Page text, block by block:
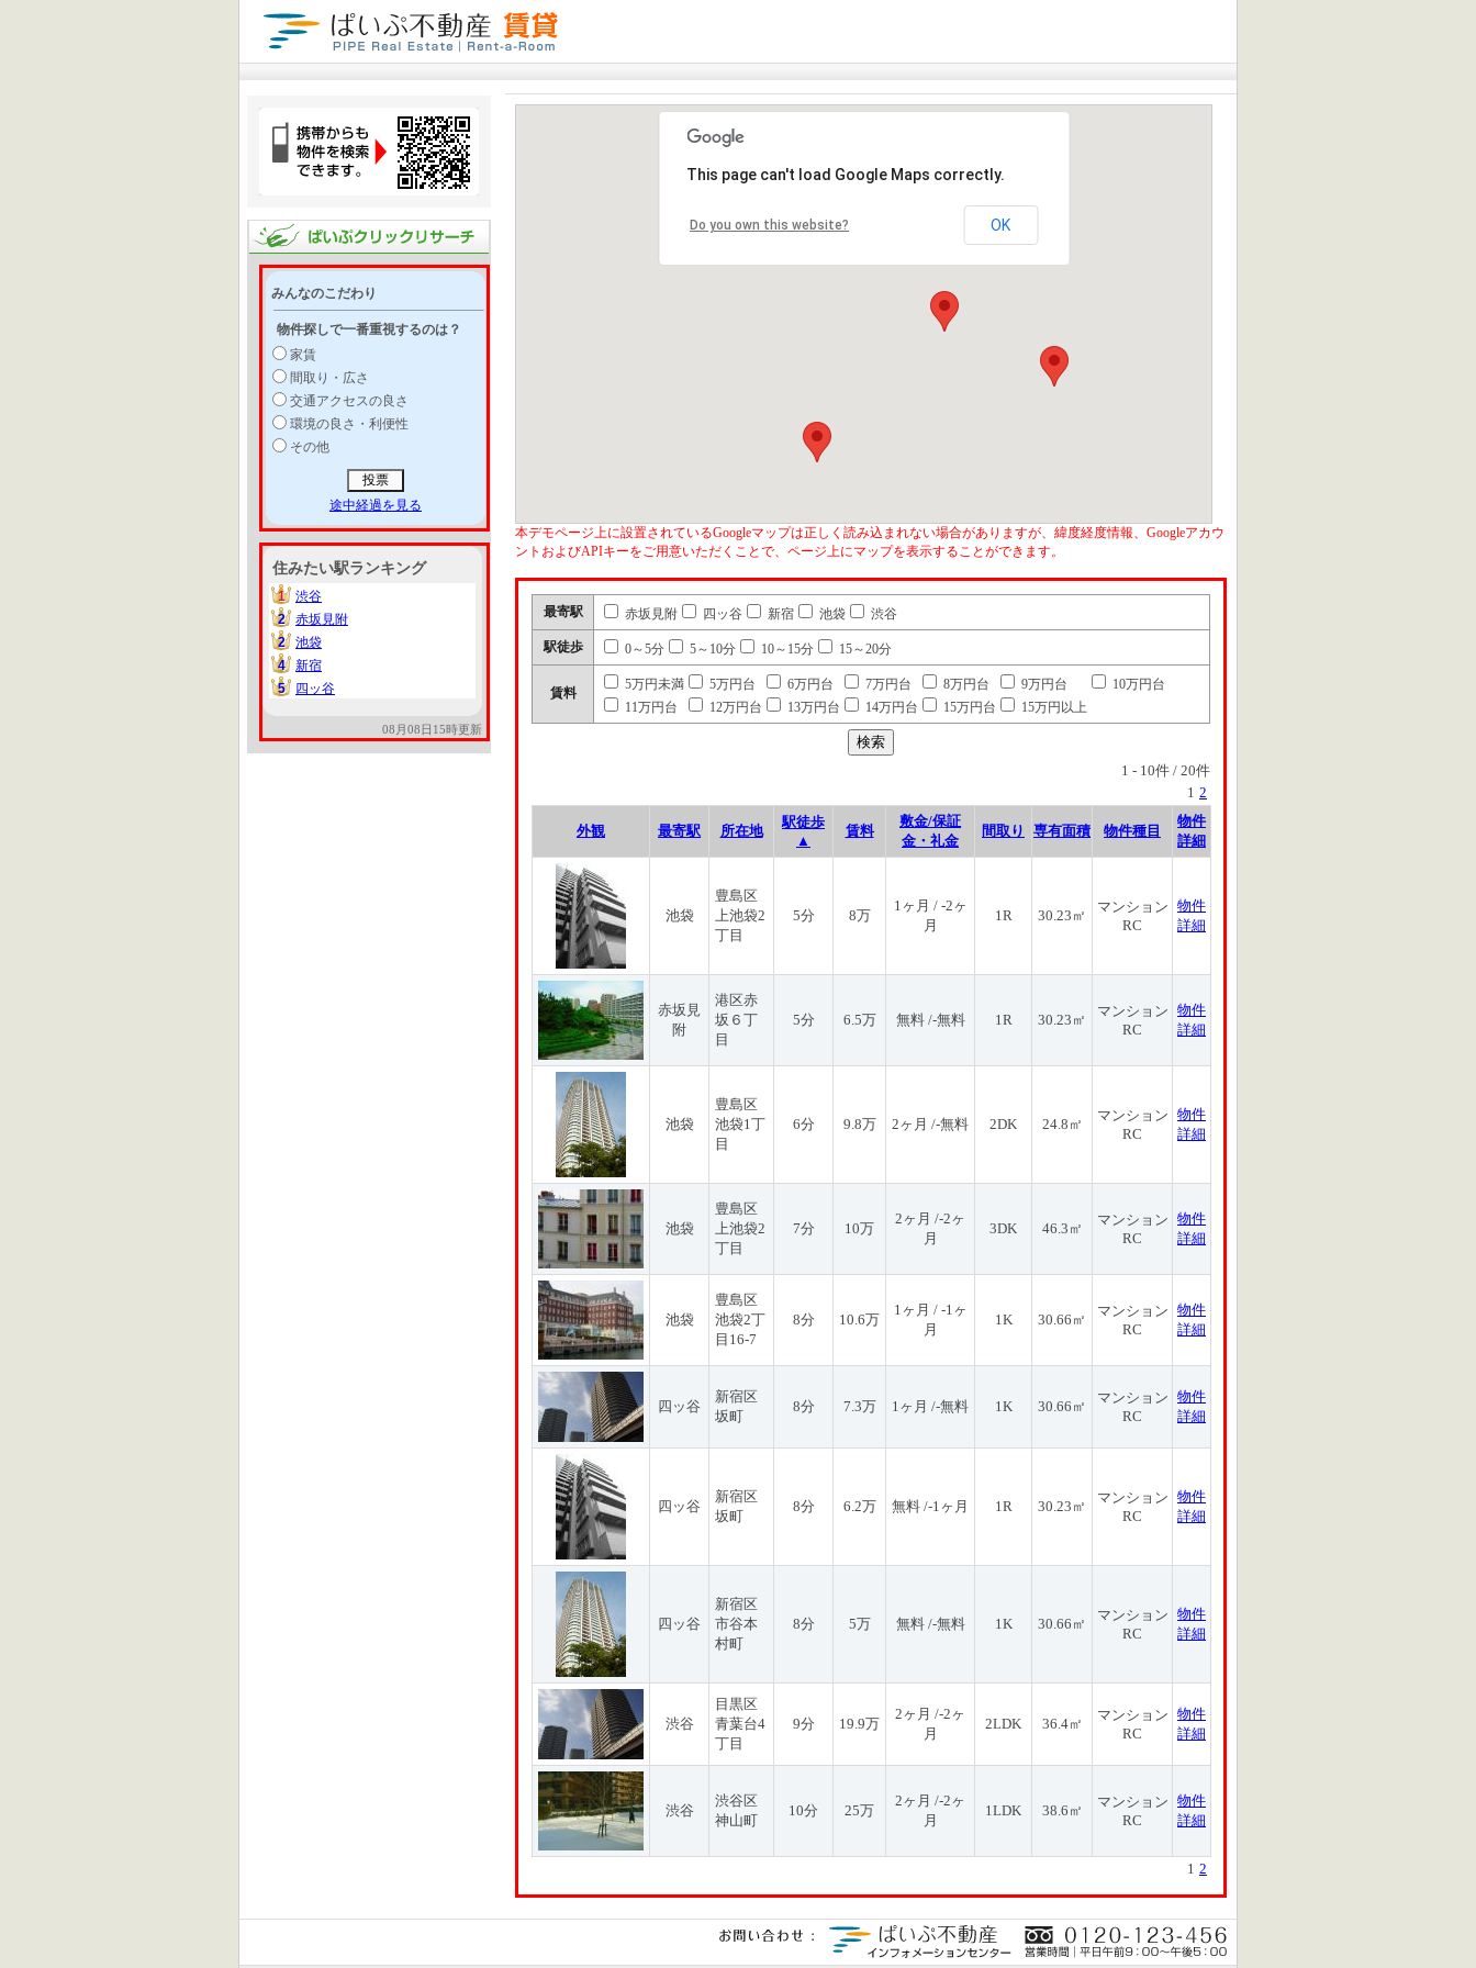
みんなのこだわり
物件探しで一番重視するのは？
家賃
間取り・広さ
交通アクセスの良さ
環境の良さ・利便性
その他
途中経過を見る
住みたい駅ランキング
1
1
渋谷
2
2
赤坂見附
2
2
池袋
4
4
新宿
5
5 四ッ谷
08月08日15時更新
This page can't load Google Maps correctly.
Do you own this website? OK
本デモページ上に設置されているGoogleマップは正しく読み込まれない場合がありますが、緯度経度情報、Googleアカウ
ントおよびAPIキーをご用意いただくことで、ページ上にマップを表示することができます。
最寄駅 赤坂見附 四ッ谷 新宿 池袋 渋谷
駅徒歩 0～5分 5～10分 10～15分 15～20分
賃料
5万円未満 5万円台 6万円台 7万円台 8万円台 9万円台
10万円台
11万円台
12万円台 13万円台 14万円台 15万円台 15万円以上
1 - 10件 / 20件
1 2
外観 最寄駅 所在地
駅徒歩
▲
賃料
敷金/保証
金・礼金
間取り 専有面積 物件種目
物件
詳細
池袋
豊島区
上池袋2
丁目
5分 8万
1ヶ月 / -2ヶ
月
1R 30.23㎡
マンション
RC
物件
詳細
赤坂見
附
港区赤
坂６丁
目
5分 6.5万 無料 /-無料 1R 30.23㎡
マンション
RC
物件
詳細
池袋
豊島区
池袋1丁
目
6分 9.8万 2ヶ月 /-無料 2DK 24.8㎡
マンション
RC
物件
詳細
池袋
豊島区
上池袋2
丁目
7分 10万
2ヶ月 /-2ヶ
月
3DK 46.3㎡
マンション
RC
物件
詳細
池袋
豊島区
池袋2丁
目16-7
8分 10.6万
1ヶ月 / -1ヶ
月
1K 30.66㎡
マンション
RC
物件
詳細
四ッ谷
新宿区
坂町
8分 7.3万 1ヶ月 /-無料 1K 30.66㎡
マンション
RC
物件
詳細
四ッ谷
新宿区
坂町
8分 6.2万 無料 /-1ヶ月 1R 30.23㎡
マンション
RC
物件
詳細
四ッ谷
新宿区
市谷本
村町
8分 5万 無料 /-無料 1K 30.66㎡
マンション
RC
物件
詳細
渋谷
目黒区
青葉台4
丁目
9分 19.9万
2ヶ月 /-2ヶ
月
2LDK 36.4㎡
マンション
RC
物件
詳細
渋谷
渋谷区
神山町
10分 25万
2ヶ月 /-2ヶ
月
1LDK 38.6㎡
マンション
RC
物件
詳細
1 2